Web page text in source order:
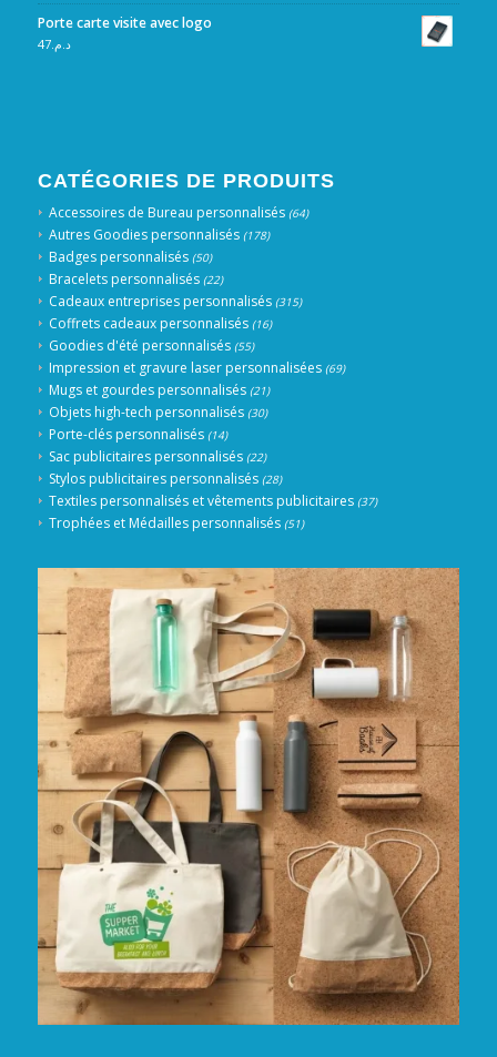
Porte carte visite avec logo
د.م.47
CATÉGORIES DE PRODUITS
Accessoires de Bureau personnalisés (64)
Autres Goodies personnalisés (178)
Badges personnalisés (50)
Bracelets personnalisés (22)
Cadeaux entreprises personnalisés (315)
Coffrets cadeaux personnalisés (16)
Goodies d'été personnalisés (55)
Impression et gravure laser personnalisées (69)
Mugs et gourdes personnalisés (21)
Objets high-tech personnalisés (30)
Porte-clés personnalisés (14)
Sac publicitaires personnalisés (22)
Stylos publicitaires personnalisés (28)
Textiles personnalisés et vêtements publicitaires (37)
Trophées et Médailles personnalisés (51)